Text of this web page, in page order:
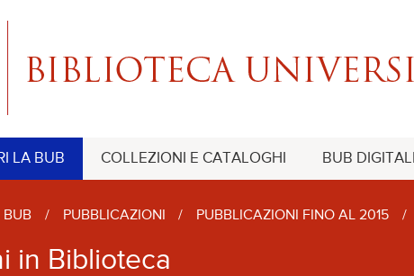
LA BUB COLLEZIONI E CATALOGHI BUB
BUB / PUBBLICAZIONI / PUBBLICAZIONI FINO AL 2015 /
in Biblioteca